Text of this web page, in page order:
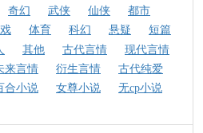
奇幻 武侠 仙侠
都市
体育 科幻 悬疑
短篇
其他 古代言情
现代言情
来言情 衍生言情
古代纯爱
合小说 女尊小说
无cp小说